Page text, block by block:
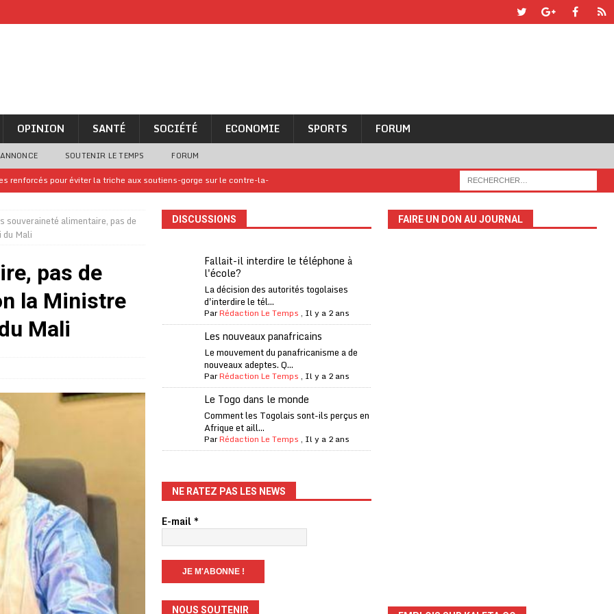
OPINION SANTÉ SOCIÉTÉ ECONOMIE SPORTS FORUM
SOUTENIR LE TEMPS FORUM
renforcés pour éviter la triche aux soutiens-gorge sur le contre-la-
confirme sa présence à la fête nationale
A LA UNE
de loterie gagnant que son propriétaire avait envoyé à un proche
Oti-Sud enregistre 99% de couverture
A LA UNE
à contre-courant
à la tête de la FIFA
Aliko Dangote
A LA UNE
financière
l’Italie et de l’AC Milan, est mort à 66 ans
A LA UNE
trophée de la Coupe du monde
A LA UNE
à «l’unanimité» d’un boycott des Coupes du monde
International exige une enquête
Eléphants de Côte d’Ivoire
souveraineté alimentaire, pas de
Mali
pas de
la Ministre
Mali
DISCUSSIONS
Fallait-il interdire le téléphone à
l'école?
La décision des autorités togolaises
d'interdire le tél...
ParRédaction Le Temps , Il y a 2 ans
Les nouveaux panafricains
Le mouvement du panafricanisme a de
nouveaux adeptes. Q...
ParRédaction Le Temps , Il y a 2 ans
Le Togo dans le monde
Comment les Togolais sont-ils perçus en
Afrique et aill...
ParRédaction Le Temps , Il y a 2 ans
NE RATEZ PAS LES NEWS
E-mail*
NOUS SOUTENIR
FAIRE UN DON AU JOURNAL